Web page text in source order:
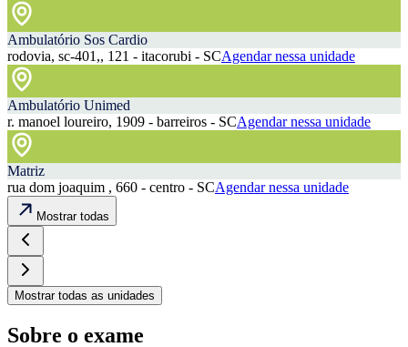
Ambulatório Sos Cardio
rodovia, sc-401,, 121 - itacorubi - SCAgendar nessa unidade
Ambulatório Unimed
r. manoel loureiro, 1909 - barreiros - SCAgendar nessa unidade
Matriz
rua dom joaquim , 660 - centro - SCAgendar nessa unidade
Mostrar todas
Mostrar todas as unidades
Sobre o exame